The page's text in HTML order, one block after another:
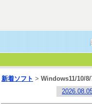
新着ソフト > Windows11/10/